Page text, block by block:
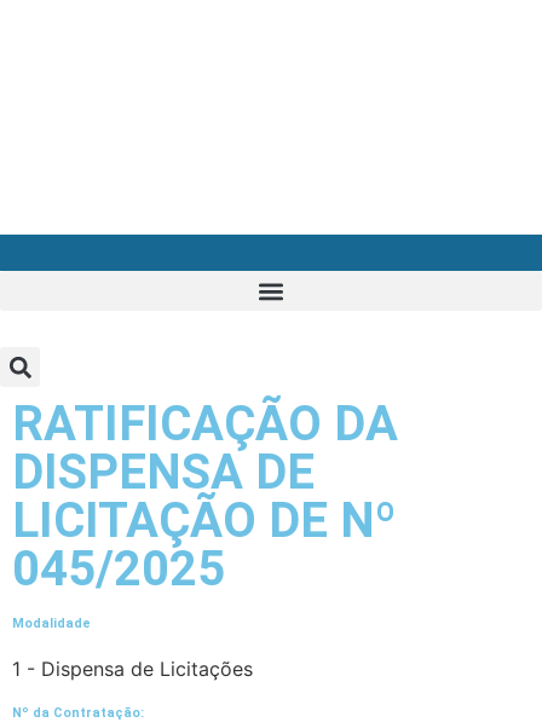
RATIFICAÇÃO DA
DISPENSA DE
LICITAÇÃO DE Nº
045/2025
Modalidade
1 - Dispensa de Licitações
Nº da Contratação: